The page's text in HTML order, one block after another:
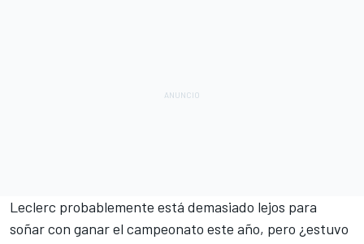
Leclerc probablemente está demasiado lejos para
soñar con ganar el campeonato este año, pero ¿estuvo